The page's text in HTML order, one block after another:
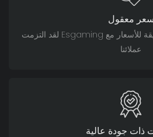
سعر معقول
لقد التزمت Esgaming بتوفير أكثر المنتجات الصديقة للأسعار مع
عملائنا
ذات جودة عالية